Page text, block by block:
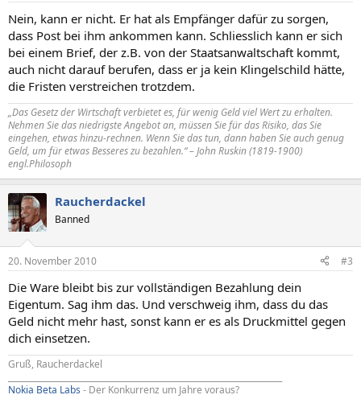
Nein, kann er nicht. Er hat als Empfänger dafür zu sorgen,
dass Post bei ihm ankommen kann. Schliesslich kann er sich
bei einem Brief, der z.B. von der Staatsanwaltschaft kommt,
auch nicht darauf berufen, dass er ja kein Klingelschild hätte,
die Fristen verstreichen trotzdem.
„Das Gesetz der Wirtschaft verbietet es, für wenig Geld viel Wert zu erhalten.
Nehmen Sie das niedrigste Angebot an, müssen Sie für das Risiko, das Sie
eingehen, etwas hinzu-rechnen. Wenn Sie das tun, dann haben Sie auch genug
Geld, um für etwas Besseres zu bezahlen.“ – John Ruskin (1819-1900)
engl.Philosoph
Raucherdackel
Banned
20. November 2010 #3
Die Ware bleibt bis zur vollständigen Bezahlung dein
Eigentum. Sag ihm das. Und verschweig ihm, dass du das
Geld nicht mehr hast, sonst kann er es als Druckmittel gegen
dich einsetzen.
Gruß, Raucherdackel
Nokia Beta Labs - Der Konkurrenz um Jahre voraus?